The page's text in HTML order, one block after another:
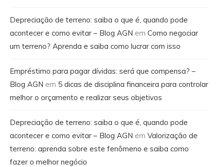
Depreciação de terreno: saiba o que é, quando pode
acontecer e como evitar – Blog AGN em Como negociar
um terreno? Aprenda e saiba como lucrar com isso
Empréstimo para pagar dívidas: será que compensa? –
Blog AGN em 5 dicas de disciplina financeira para controlar
melhor o orçamento e realizar seus objetivos
Depreciação de terreno: saiba o que é, quando pode
acontecer e como evitar – Blog AGN em Valorização de
terreno: aprenda sobre este fenômeno e saiba como
fazer o melhor negócio